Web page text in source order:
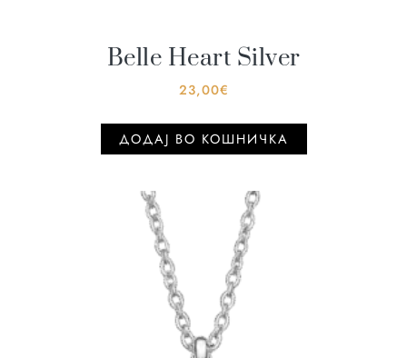
Belle Heart Silver
23,00€
ДОДАJ ВО КОШНИЧКА